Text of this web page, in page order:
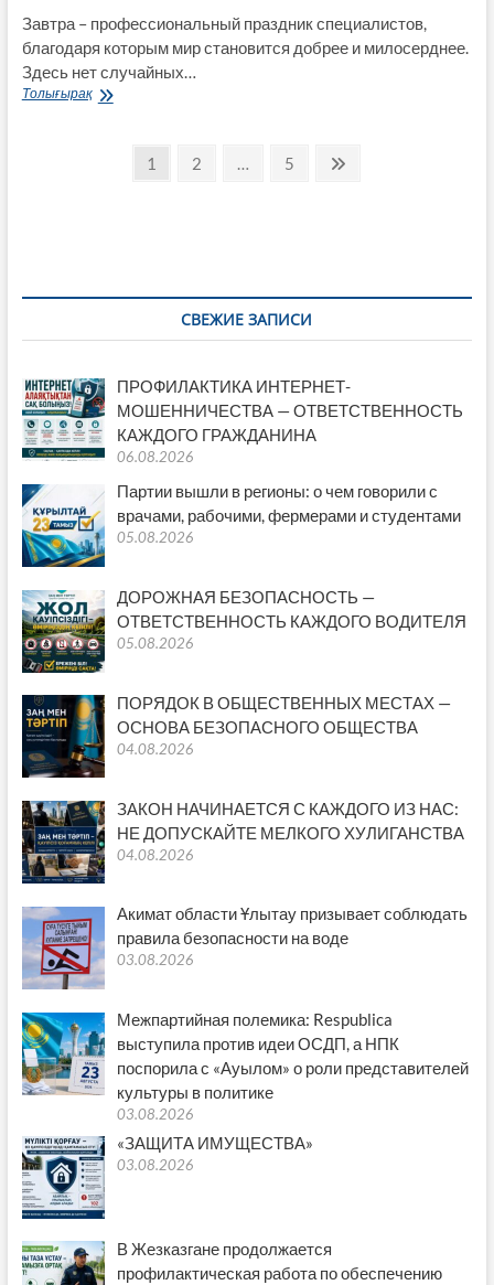
Завтра – профессиональный праздник специалистов,
благодаря которым мир становится добрее и милосерднее.
Здесь нет случайных…
ТолығырақИ
ПагинацияСтраница
1 Страница
2 Страница
5
СВЕЖИЕ ЗАПИСИ
ПРОФИЛАКТИКА ИНТЕРНЕТ-
МОШЕННИЧЕСТВА — ОТВЕТСТВЕННОСТЬ
КАЖДОГО ГРАЖДАНИНА
06.08.2026
Партии вышли в регионы: о чем говорили с
врачами, рабочими, фермерами и студентами
05.08.2026
ДОРОЖНАЯ БЕЗОПАСНОСТЬ —
ОТВЕТСТВЕННОСТЬ КАЖДОГО ВОДИТЕЛЯ
05.08.2026
ПОРЯДОК В ОБЩЕСТВЕННЫХ МЕСТАХ —
ОСНОВА БЕЗОПАСНОГО ОБЩЕСТВА
04.08.2026
ЗАКОН НАЧИНАЕТСЯ С КАЖДОГО ИЗ НАС:
НЕ ДОПУСКАЙТЕ МЕЛКОГО ХУЛИГАНСТВА
04.08.2026
Акимат области Ұлытау призывает соблюдать
правила безопасности на воде
03.08.2026
Межпартийная полемика: Respublica
выступила против идеи ОСДП, а НПК
поспорила с «Ауылом» о роли представителей
культуры в политике
03.08.2026
«ЗАЩИТА ИМУЩЕСТВА»
03.08.2026
В Жезказгане продолжается
профилактическая работа по обеспечению